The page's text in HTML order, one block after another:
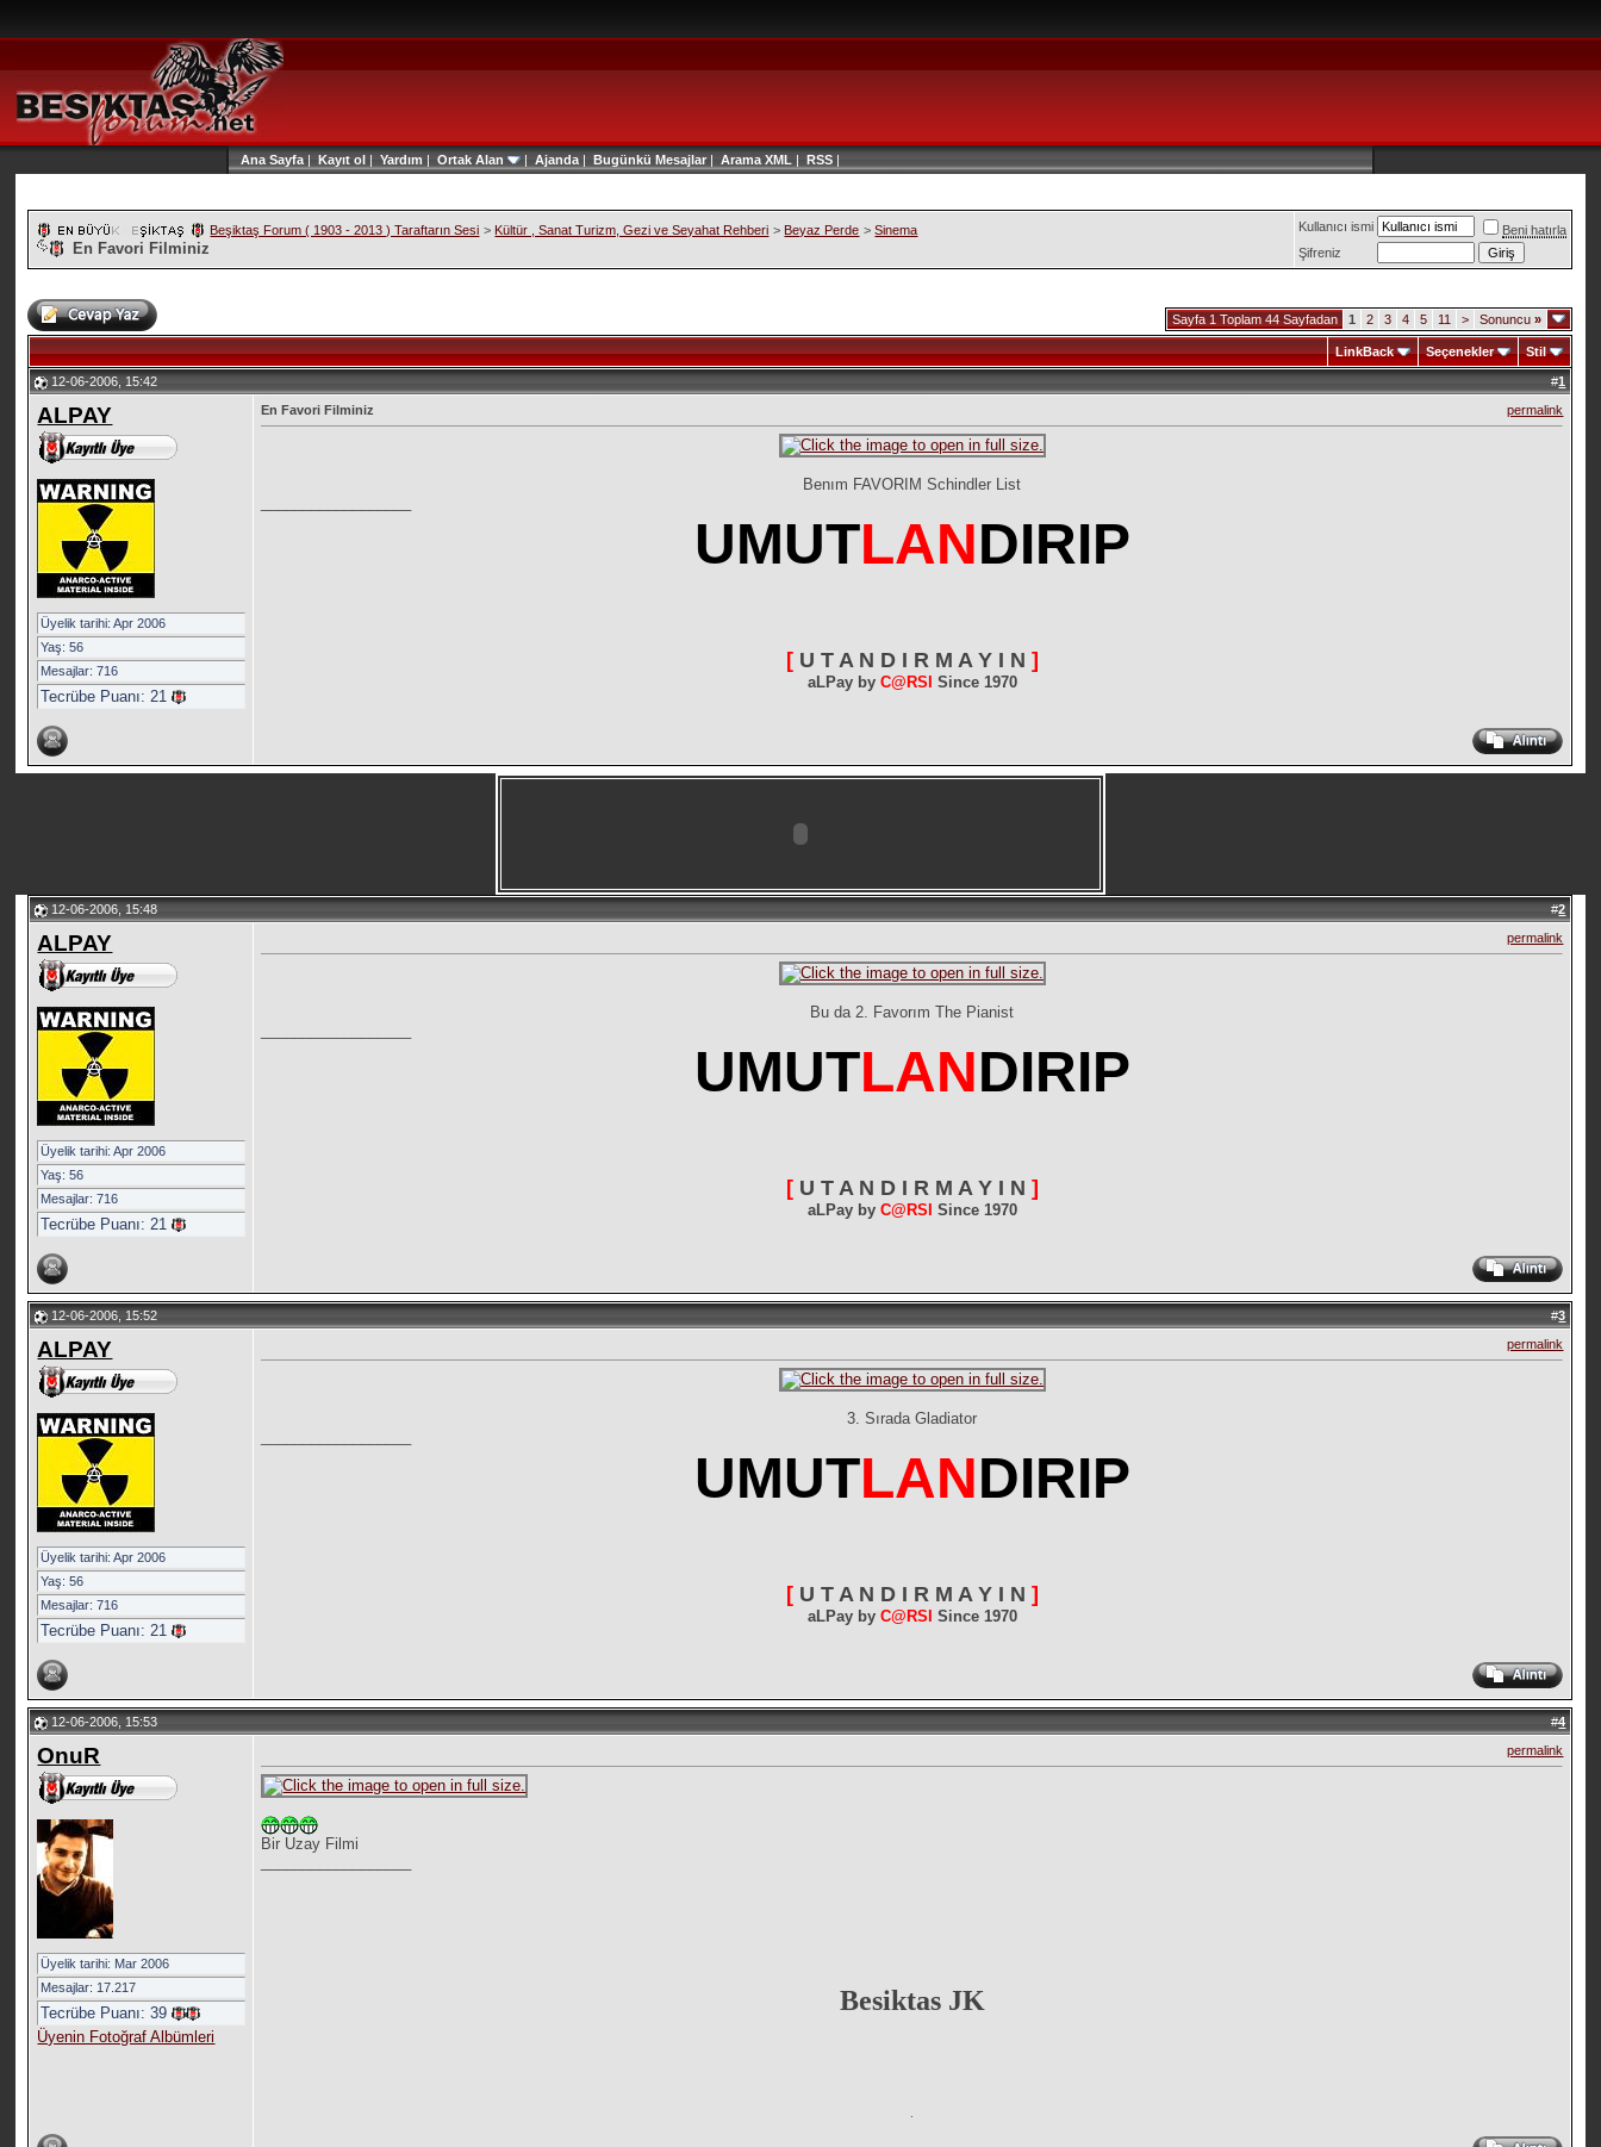
Ana Sayfa | Kayıt ol | Yardım | Ortak Alan | Ajanda | Bugünkü Mesajlar| Arama XML | RSS |
Beşiktaş Forum ( 1903 - 2013 ) Taraftarın Sesi > Kültür , Sanat Turizm, Gezi ve Seyahat Rehberi > Beyaz Perde >Sinema
En Favori Filminiz
Kullanıcı ismi
Beni hatırla
Şifreniz
Sayfa 1 Toplam 44 Sayfadan 1 2 3 4 5 11 > Sonuncu»
LinkBack Seçenekler Stil
12-06-2006, 15:42 #1
ALPAY
Üyelik tarihi: Apr 2006
Yaş: 56
Mesajlar: 716
Tecrübe Puanı:21
En Favori Filminiz permalink
Benım FAVORIM Schindler List
UMUTLANDIRIP
[U T A N D I R M A Y I N ]
aLPay by C@RSI Since 1970
12-06-2006, 15:48 #2
ALPAY
Üyelik tarihi: Apr 2006
Yaş: 56
Mesajlar: 716
Tecrübe Puanı:21
permalink
Bu da 2. Favorım The Pianist
UMUTLANDIRIP
[U T A N D I R M A Y I N ]
aLPay by C@RSI Since 1970
12-06-2006, 15:52 #3
ALPAY
Üyelik tarihi: Apr 2006
Yaş: 56
Mesajlar: 716
Tecrübe Puanı:21
permalink
3. Sırada Gladiator
UMUTLANDIRIP
[U T A N D I R M A Y I N ]
aLPay by C@RSI Since 1970
12-06-2006, 15:53 #4
OnuR
Üyelik tarihi: Mar 2006
Mesajlar: 17.217
Tecrübe Puanı:39
Üyenin Fotoğraf Albümleri
permalink
Bir Uzay Filmi
Besiktas JK
.